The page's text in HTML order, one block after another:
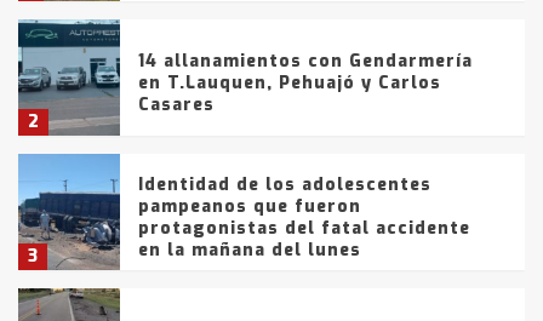
2
14 allanamientos con Gendarmería
en T.Lauquen, Pehuajó y Carlos
Casares
3
Identidad de los adolescentes
pampeanos que fueron
protagonistas del fatal accidente
en la mañana del lunes